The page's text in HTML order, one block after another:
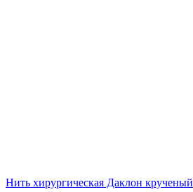
Нить хирургическая Даклон крученый